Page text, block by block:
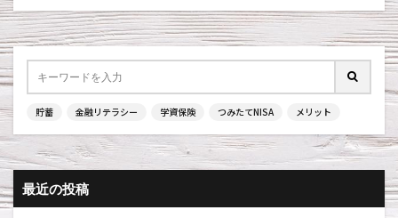
貯蓄 金融リテラシー 学資保険 つみたてNISA メリット
最近の投稿